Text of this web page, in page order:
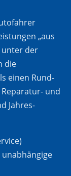
„aus
unter der
die
einen Rund-
und
Jahres-